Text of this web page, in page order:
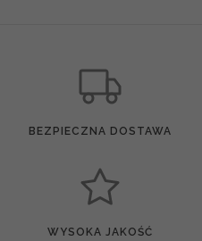
BEZPIECZNA DOSTAWA
WYSOKA JAKOŚĆ